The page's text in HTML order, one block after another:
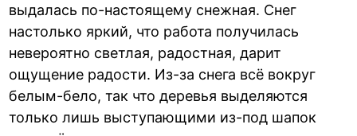
выдалась по-настоящему снежная. Снег
настолько яркий, что работа получилась
невероятно светлая, радостная, дарит
ощущение радости. Из-за снега всё вокруг
белым-бело, так что деревья выделяются
только лишь выступающими из-под шапок